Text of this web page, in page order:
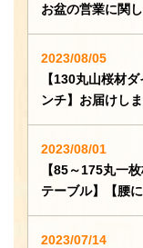
お盆の営業に関
2023/08/05
【130丸山桜材
ンチ】お届けしま
2023/08/01
【85～175丸一
テーブル】【腰
2023/07/14